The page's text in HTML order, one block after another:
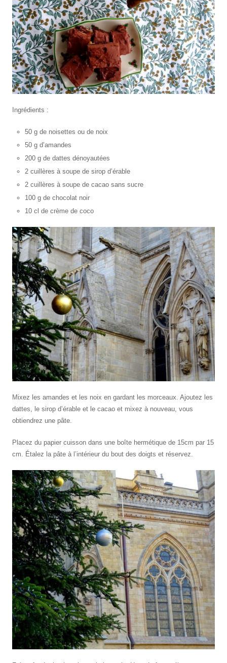
Ingrédients :
50 g de noisettes ou de noix
50 g d’amandes
200 g de dattes dénoyautées
2 cuillères à soupe de sirop d’érable
2 cuillères à soupe de cacao sans sucre
100 g de chocolat noir
10 cl de crème de coco
Mixez les amandes et les noix en gardant les morceaux. Ajoutez les
dattes, le sirop d’érable et le cacao et mixez à nouveau, vous
obtiendrez une pâte.
Placez du papier cuisson dans une boîte hermétique de 15cm par 15
cm. Étalez la pâte à l’intérieur du bout des doigts et réservez.